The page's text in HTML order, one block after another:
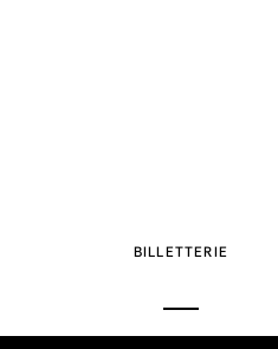
BILLETTERIE